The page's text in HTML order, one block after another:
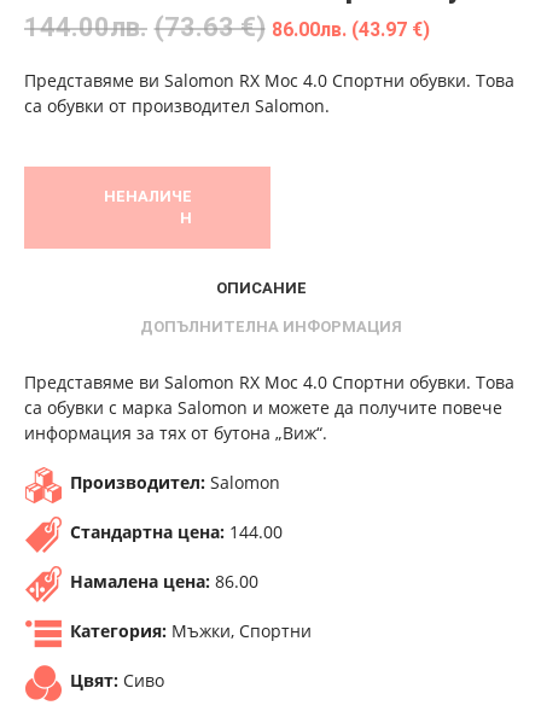
144.00лв. (73.63 €) 86.00лв. (43.97 €)
Представяме ви Salomon RX Moc 4.0 Спортни обувки. Това
са обувки от производител Salomon.
НЕНАЛИЧЕ
Н
ОПИСАНИЕ
ДОПЪЛНИТЕЛНА ИНФОРМАЦИЯ
Представяме ви Salomon RX Moc 4.0 Спортни обувки. Това
са обувки с марка Salomon и можете да получите повече
информация за тях от бутона „Виж“.
Производител: Salomon
Стандартна цена: 144.00
Намалена цена: 86.00
Категория: Мъжки, Спортни
Цвят: Сиво